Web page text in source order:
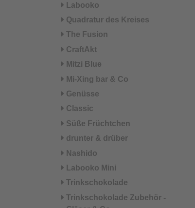
Labooko
Quadratur des Kreises
The Fusion
CraftAkt
Mitzi Blue
Mi-Xing bar & Co
Genüsse
Classic
Süße Früchtchen
drunter & drüber
Nashido
Labooko Mini
Trinkschokolade
Trinkschokolade Zubehör -